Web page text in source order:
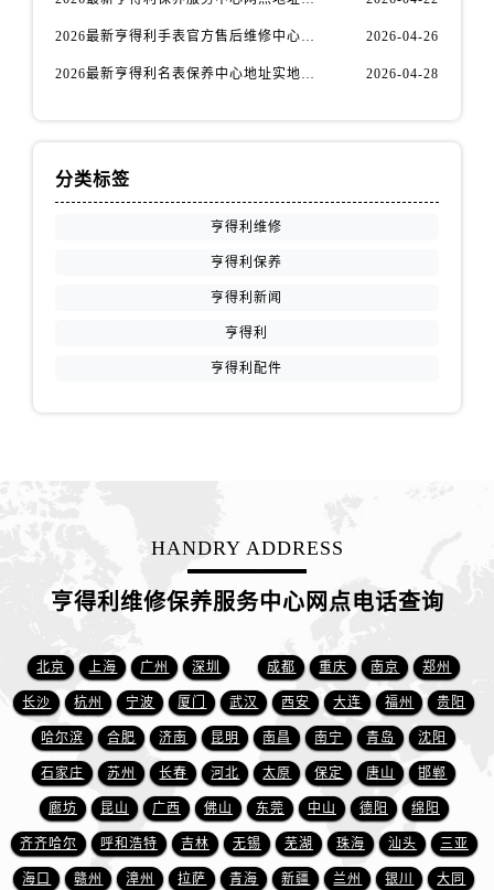
2026-04-26
2026-04-28
分类标签
亨得利维修
亨得利保养
亨得利新闻
亨得利
亨得利配件
HANDRY ADDRESS
亨得利维修保养服务中心网点电话查询
北京 上海 广州 深圳 成都 重庆 南京 郑州
长沙 杭州 宁波 厦门 武汉 西安 大连 福州 贵阳
哈尔滨 合肥 济南 昆明 南昌 南宁 青岛 沈阳
石家庄 苏州 长春 河北 太原 保定 唐山 邯郸
廊坊 昆山 广西 佛山 东莞 中山 德阳 绵阳
齐齐哈尔 呼和浩特 吉林 无锡 芜湖 珠海 汕头 三亚
海口 赣州 漳州 拉萨 青海 新疆 兰州 银川 大同